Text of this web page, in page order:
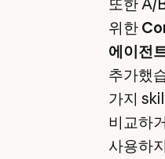
또한 A/
위한
에이전
추가했
가지
비교하
사용하